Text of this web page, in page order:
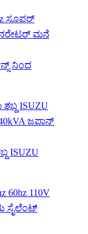
ನಿಂದ
ISUZU